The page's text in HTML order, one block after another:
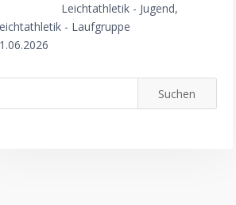
Leichtathletik - Jugend,
- Laufgruppe